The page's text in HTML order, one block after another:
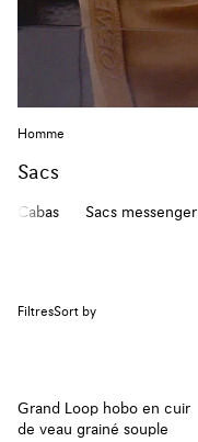
Homme
Sacs
Cabas Sacs messenger
FiltresSort by
Grand Loop hobo en cuir
de veau grainé souple